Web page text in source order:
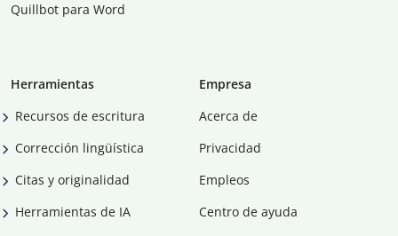
Quillbot para Word
Herramientas
Recursos de escritura
Corrección lingüística
Citas y originalidad
Herramientas de IA
Empresa
Acerca de
Privacidad
Empleos
Centro de ayuda